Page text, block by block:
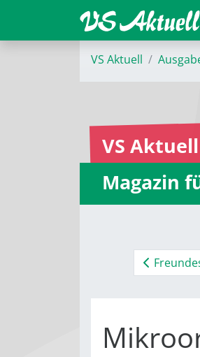
VS Aktuell
VS
Magazin